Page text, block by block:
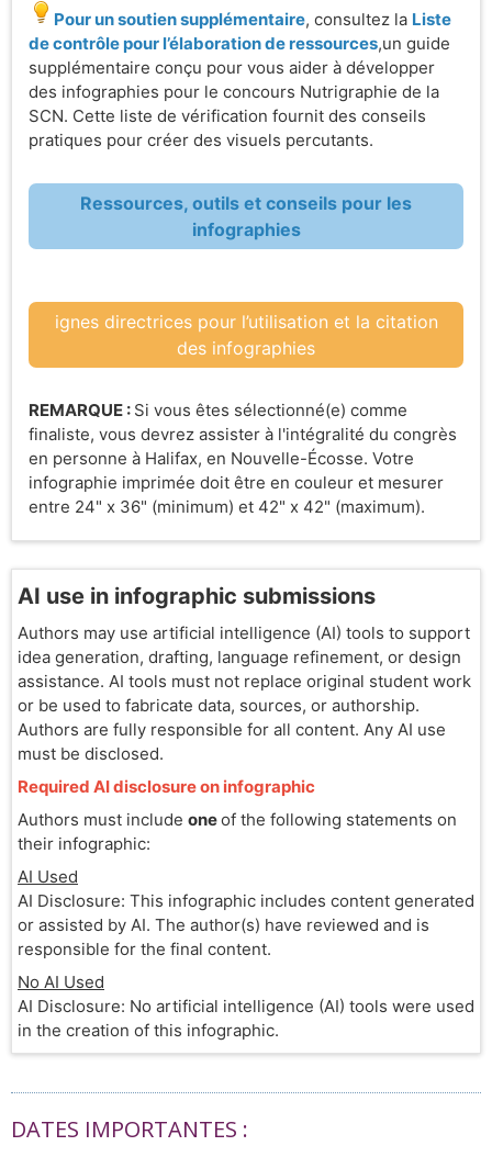
Pour un soutien supplémentaire, consultez la Liste
de contrôle pour l’élaboration de ressources,un guide
supplémentaire conçu pour vous aider à développer
des infographies pour le concours Nutrigraphie de la
SCN. Cette liste de vérification fournit des conseils
pratiques pour créer des visuels percutants.
Ressources, outils et conseils pour les
infographies
ignes directrices pour l’utilisation et la citation
des infographies
REMARQUE : Si vous êtes sélectionné(e) comme
finaliste, vous devrez assister à l'intégralité du congrès
en personne à Halifax, en Nouvelle-Écosse. Votre
infographie imprimée doit être en couleur et mesurer
entre 24" x 36" (minimum) et 42" x 42" (maximum).
AI use in infographic submissions
Authors may use artificial intelligence (AI) tools to support
idea generation, drafting, language refinement, or design
assistance. AI tools must not replace original student work
or be used to fabricate data, sources, or authorship.
Authors are fully responsible for all content. Any AI use
must be disclosed.
Required AI disclosure on infographic
Authors must include oneof the following statements on
their infographic:
AI Used
AI Disclosure: This infographic includes content generated
or assisted by AI. The author(s) have reviewed and is
responsible for the final content.
No AI Used
AI Disclosure: No artificial intelligence (AI) tools were used
in the creation of this infographic.
DATES IMPORTANTES :